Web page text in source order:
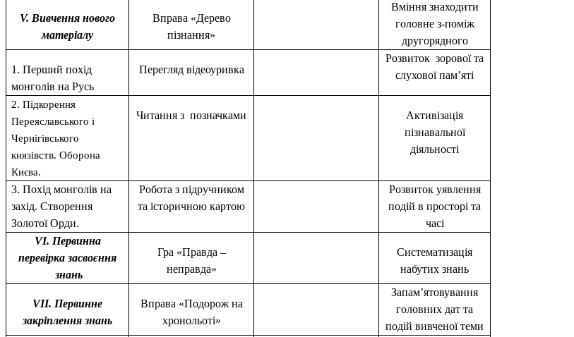
V. Вивчення нового
матеріалу
Вправа «Дерево
пізнання»
Вміння знаходити
головне з-поміж
другорядного
1. Перший похід
монголів на Русь
Перегляд відеоуривка
Розвиток зорової та
слухової пам’яті
2. Підкорення
Переяславського і
Чернігівського
князівств. Оборона
Києва.
Читання з позначками
Активізація
пізнавальної
діяльності
3. Похід монголів на
захід. Створення
Золотої Орди.
Робота з підручником
та історичною картою
Розвиток уявлення
подій в просторі та
часі
VІ. Первинна
перевірка засвоєння
знань
Гра «Правда –
неправда»
Систематизація
набутих знань
VІІ. Первинне
закріплення знань
Вправа «Подорож на
хронольоті»
Запам’ятовування
головних дат та
подій вивченої теми